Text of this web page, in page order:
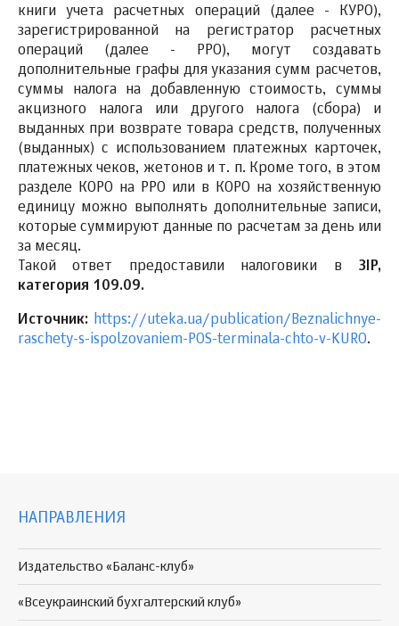
книги учета расчетных операций (далее - КУРО),
зарегистрированной на регистратор расчетных
операций (далее - РРО), могут создавать
дополнительные графы для указания сумм расчетов,
суммы налога на добавленную стоимость, суммы
акцизного налога или другого налога (сбора) и
выданных при возврате товара средств, полученных
(выданных) с использованием платежных карточек,
платежных чеков, жетонов и т. п. Кроме того, в этом
разделе КОРО на РРО или в КОРО на хозяйственную
единицу можно выполнять дополнительные записи,
которые суммируют данные по расчетам за день или
за месяц.
Такой ответ предоставили налоговики в ЗІР,
категория 109.09.
Источник: https://uteka.ua/publication/Beznalichnye-
raschety-s-ispolzovaniem-POS-terminala-chto-v-KURO.
НАПРАВЛЕНИЯ
Издательство «Баланс-клуб»
«Всеукраинский бухгалтерский клуб»